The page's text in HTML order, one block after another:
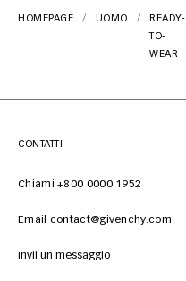
HOMEPAGE UOMO
READY-
TO-
WEAR
CONTATTI
Chiami +800 0000 1952
Email contact@givenchy.com
Invii un messaggio